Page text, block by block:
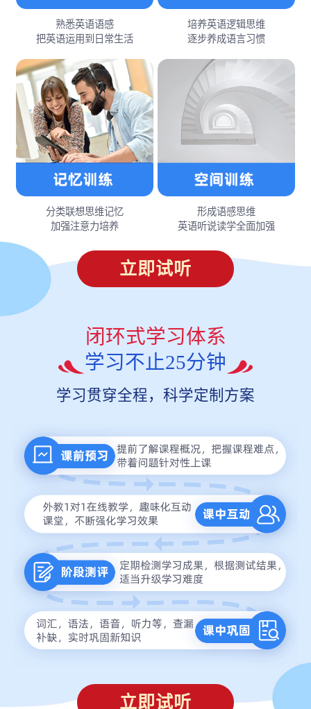
熟悉英语语感
把英语运用到日常生活
培养英语逻辑思维
逐步养成语言习惯
分类联想思维记忆
加强注意力培养
形成语感思维
英语听说读学全面加强
立即试听
闭环式学习体系
学习不止25分钟
学习贯穿全程，科学定制方案
立即试听